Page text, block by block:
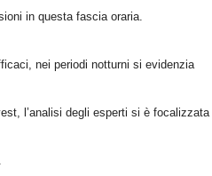
in questa fascia oraria.
nei periodi notturni si evidenzia
l’analisi degli esperti si è focalizzata